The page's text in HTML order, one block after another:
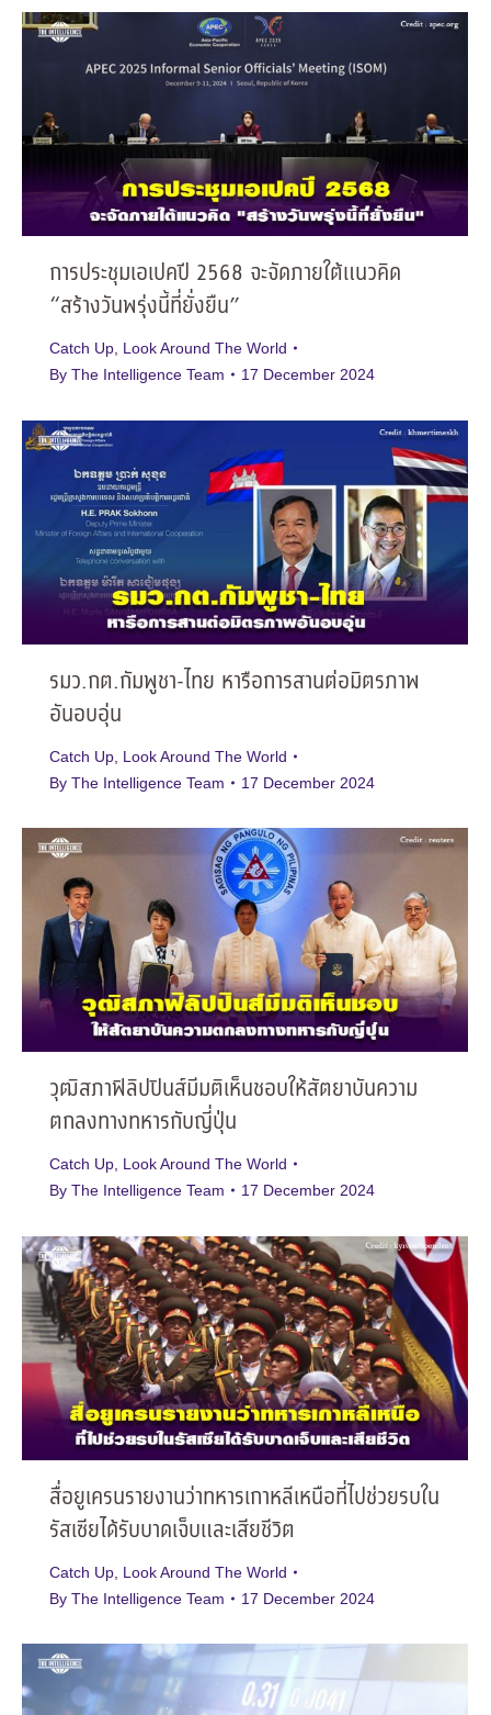
การประชุมเอเปคปี 2568 จะจัดภายใต้แนวคิด
“สร้างวันพรุ่งนี้ที่ยั่งยืน”
Catch Up Look Around The World
By The Intelligence Team 17 December 2024
รมว.กต.กัมพูชา-ไทย หารือการสานต่อมิตรภาพ
อันอบอุ่น
Catch Up Look Around The World
By The Intelligence Team 17 December 2024
วุฒิสภาฟิลิปปินส์มีมติเห็นชอบให้สัตยาบันความ
ตกลงทางทหารกับญี่ปุ่น
Catch Up Look Around The World
By The Intelligence Team 17 December 2024
สื่อยูเครนรายงานว่าทหารเกาหลีเหนือที่ไปช่วยรบใน
รัสเซียได้รับบาดเจ็บและเสียชีวิต
Catch Up Look Around The World
By The Intelligence Team 17 December 2024